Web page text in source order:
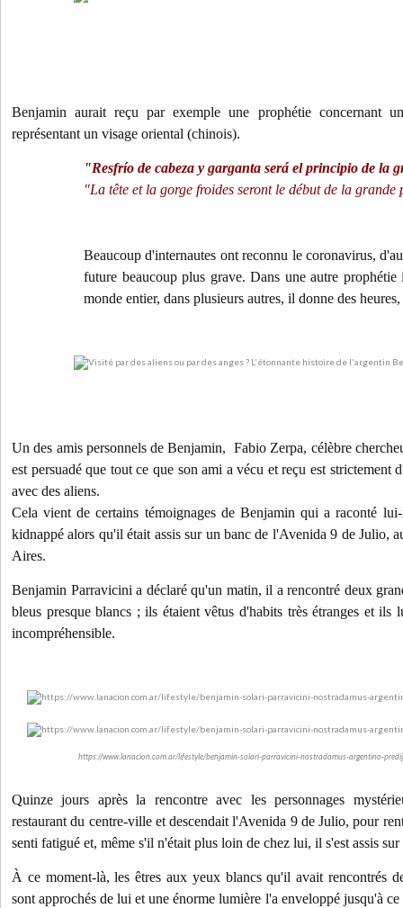
Benjamin aurait reçu par exemple une prophétie concernant
représentant un visage oriental (chinois).
"Resfrío de cabeza y garganta será el principio de la
"La tête et la gorge froides seront le début de la grande
Beaucoup d'internautes ont reconnu le coronavirus,
future beaucoup plus grave. Dans une autre
monde entier, dans plusieurs autres, il donne des
Un des amis personnels de Benjamin, Fabio Zerpa, célèbre
est persuadé que tout ce que son ami a vécu et reçu est strictement
avec des aliens.
Cela vient de certains témoignages de Benjamin qui a raconté
kidnappé alors qu'il était assis sur un banc de l'Avenida 9 de Julio,
Aires.
Benjamin Parravicini a déclaré qu'un matin, il a rencontré deux
bleus presque blancs ; ils étaient vêtus d'habits très étranges et ils
incompréhensible.
https://www.lanacion.com.ar/lifestyle/benjamin-solari-parravicini-nostradamus-argentino-
Quinze jours après la rencontre avec les personnages
restaurant du centre-ville et descendait l'Avenida 9 de Julio, pour
senti fatigué et, même s'il n'était plus loin de chez lui, il s'est assis
À ce moment-là, les êtres aux yeux blancs qu'il avait rencontrés
sont approchés de lui et une énorme lumière l'a enveloppé jusqu'à